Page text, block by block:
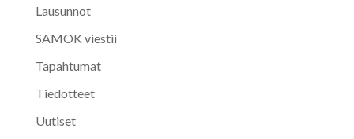
Lausunnot
SAMOK viestii
Tapahtumat
Tiedotteet
Uutiset